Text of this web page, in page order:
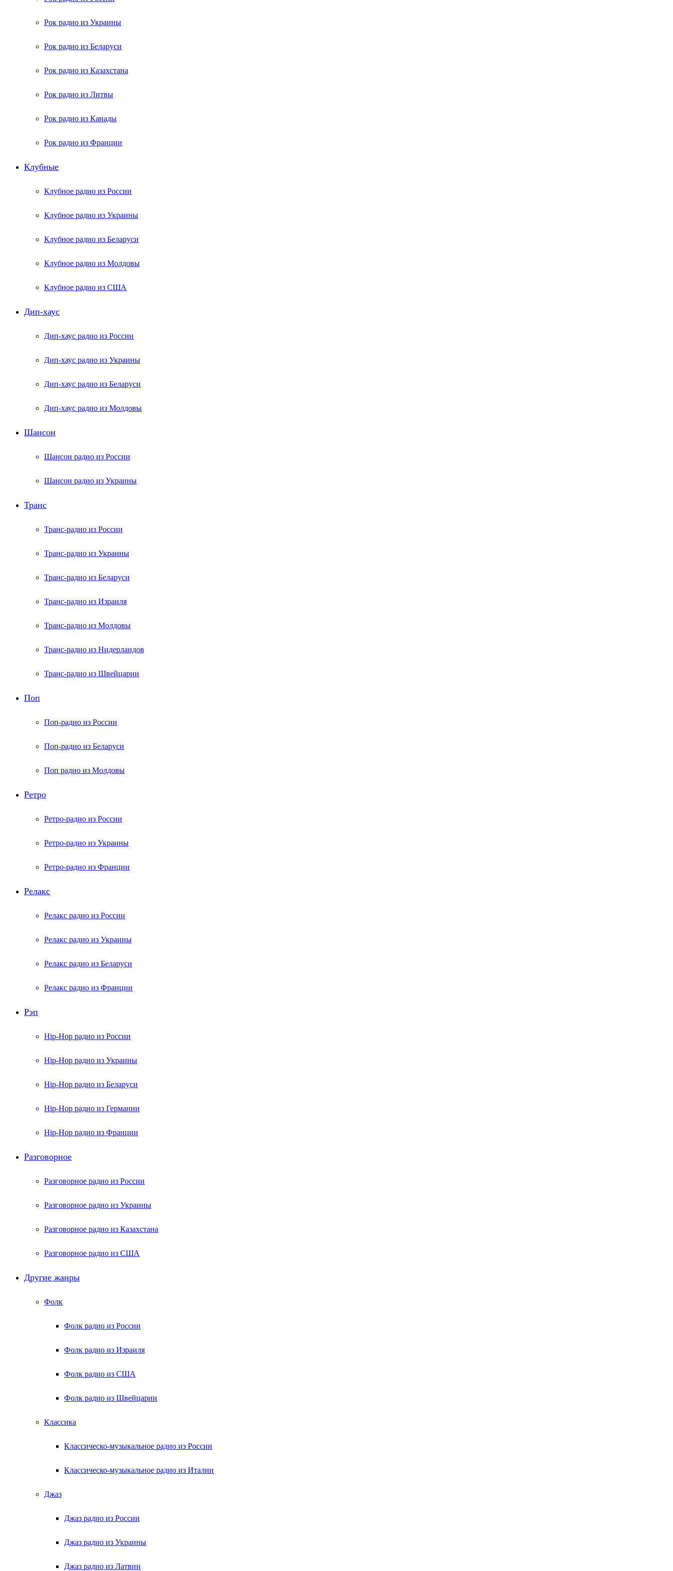
Рок радио из Украины
Рок радио из Беларуси
Рок радио из Казахстана
Рок радио из Литвы
Рок радио из Канады
Рок радио из Франции
Клубные
Клубное радио из России
Клубное радио из Украины
Клубное радио из Беларуси
Клубное радио из Молдовы
Клубное радио из США
Дип-хаус
Дип-хаус радио из России
Дип-хаус радио из Украины
Дип-хаус радио из Беларуси
Дип-хаус радио из Молдовы
Шансон
Шансон радио из России
Шансон радио из Украины
Транс
Транс-радио из России
Транс-радио из Украины
Транс-радио из Беларуси
Транс-радио из Израиля
Транс-радио из Молдовы
Транс-радио из Нидерландов
Транс-радио из Швейцарии
Поп
Поп-радио из России
Поп-радио из Беларуси
Поп радио из Молдовы
Ретро
Ретро-радио из России
Ретро-радио из Украины
Ретро-радио из Франции
Релакс
Релакс радио из России
Релакс радио из Украины
Релакс радио из Беларуси
Релакс радио из Франции
Рэп
Hip-Hop радио из России
Hip-Hop радио из Украины
Hip-Hop радио из Беларуси
Hip-Hop радио из Германии
Hip-Hop радио из Франции
Разговорное
Разговорное радио из России
Разговорное радио из Украины
Разговорное радио из Казахстана
Разговорное радио из США
Другие жанры
Фолк
Фолк радио из России
Фолк радио из Израиля
Фолк радио из США
Фолк радио из Швейцарии
Классика
Классическо-музыкальное радио из России
Классическо-музыкальное радио из Италии
Джаз
Джаз радио из России
Джаз радио из Украины
Джаз радио из Латвии